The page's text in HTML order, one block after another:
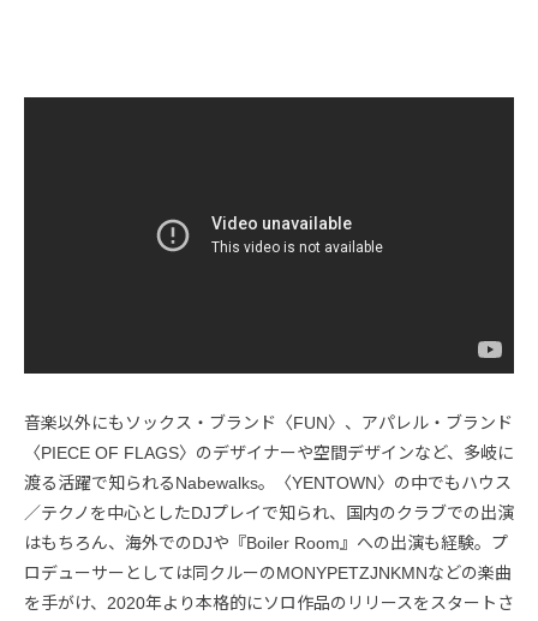
音楽以外にもソックス・ブランド〈FUN〉、アパレル・ブランド
〈PIECE OF FLAGS〉のデザイナーや空間デザインなど、多岐に
渡る活躍で知られるNabewalks。〈YENTOWN〉の中でもハウス
／テクノを中心としたDJプレイで知られ、国内のクラブでの出演
はもちろん、海外でのDJや『Boiler Room』への出演も経験。プ
ロデューサーとしては同クルーのMONYPETZJNKMNなどの楽曲
を手がけ、2020年より本格的にソロ作品のリリースをスタートさ